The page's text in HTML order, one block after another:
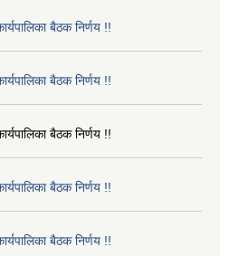
बैठक निर्णय !!
बैठक निर्णय !!
बैठक निर्णय !!
बैठक निर्णय !!
बैठक निर्णय !!